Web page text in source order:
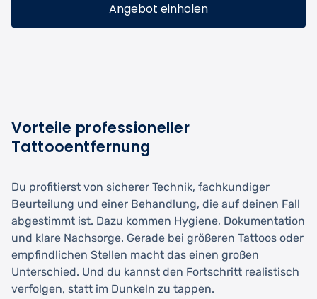
Angebot einholen
Vorteile professioneller
Tattooentfernung
Du profitierst von sicherer Technik, fachkundiger
Beurteilung und einer Behandlung, die auf deinen Fall
abgestimmt ist. Dazu kommen Hygiene, Dokumentation
und klare Nachsorge. Gerade bei größeren Tattoos oder
empfindlichen Stellen macht das einen großen
Unterschied. Und du kannst den Fortschritt realistisch
verfolgen, statt im Dunkeln zu tappen.